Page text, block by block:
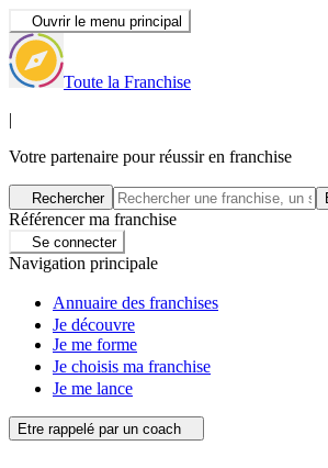
Ouvrir le menu principal
Toute la Franchise
|
Votre partenaire pour réussir en franchise
Rechercher
Référencer ma franchise
Se connecter
Navigation principale
Annuaire des franchises
Je découvre
Je me forme
Je choisis ma franchise
Je me lance
Etre rappelé par un coach